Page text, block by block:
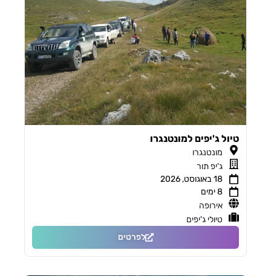
טיול ג'יפים למונטנגרו
מונטנגרו
ג'יפ תור
18 באוגוסט, 2026
8 ימים
אירופה
טיולי ג'יפים
לפרטים